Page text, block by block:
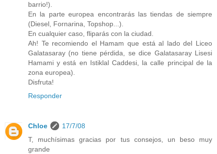
barrio!).
En la parte europea encontrarás las tiendas de siempre
(Diesel, Fornarina, Topshop...).
En cualquier caso, fliparás con la ciudad.
Ah! Te recomiendo el Hamam que está al lado del Liceo
Galatasaray (no tiene pérdida, se dice Galatasaray Lisesi
Hamami y está en Istiklal Caddesi, la calle principal de la
zona europea).
Disfruta!
Responder
Chloe
17/7/08
T, muchísimas gracias por tus consejos, un beso muy
grande